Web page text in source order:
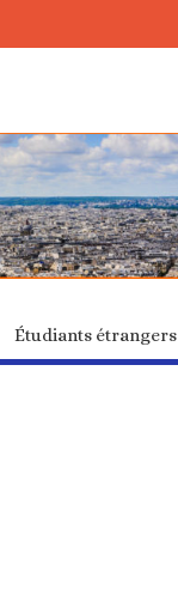
Étudiants étrangers